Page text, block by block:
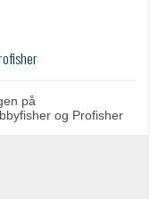
på
og Profisher